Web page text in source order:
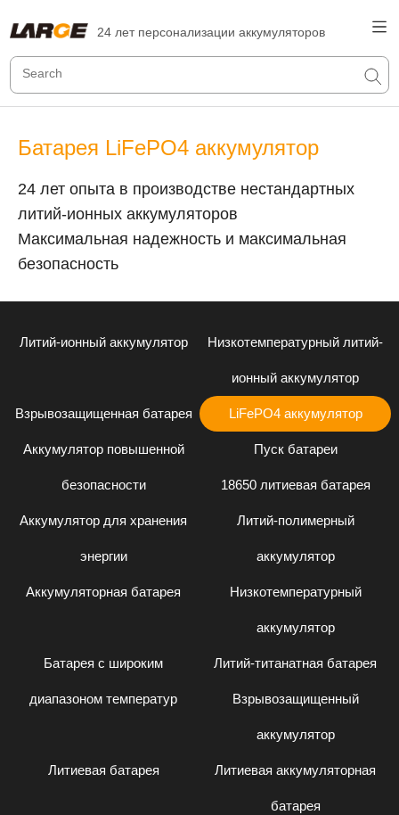
24 лет персонализации аккумуляторов
Батарея LiFePO4 аккумулятор
24 лет опыта в производстве нестандартных
литий-ионных аккумуляторов
Максимальная надежность и максимальная
безопасность
Литий-ионный аккумулятор Низкотемпературный литий-
ионный аккумулятор
Взрывозащищенная батарея LiFePO4 аккумулятор
Аккумулятор повышенной
безопасности
Пуск батареи
18650 литиевая батарея
Аккумулятор для хранения
энергии
Литий-полимерный
аккумулятор
Аккумуляторная батарея Низкотемпературный
аккумулятор
Батарея с широким
диапазоном температур
Литий-титанатная батарея
Взрывозащищенный
аккумулятор
Литиевая батарея Литиевая аккумуляторная
батарея